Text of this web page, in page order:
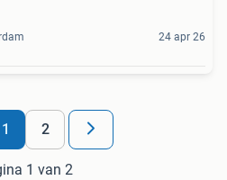
24 apr 26
1 2
1 van 2